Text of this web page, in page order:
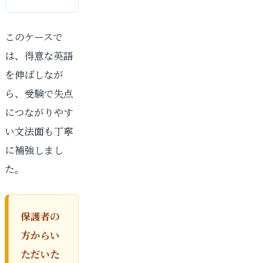
このケースで
は、得意な英語
を伸ばしなが
ら、受験で失点
につながりやす
い文法面も丁寧
に補強しまし
た。
保護者の
方からい
ただいた